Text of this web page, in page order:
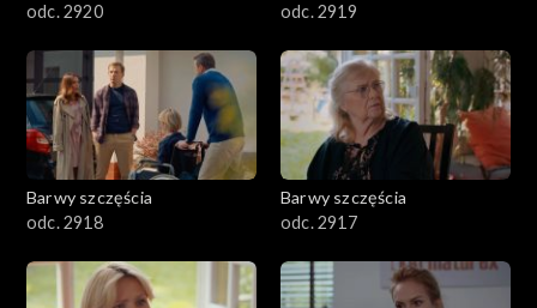
odc. 2920
odc. 2919
Barwy szczęścia
odc. 2918
Barwy szczęścia
odc. 2917